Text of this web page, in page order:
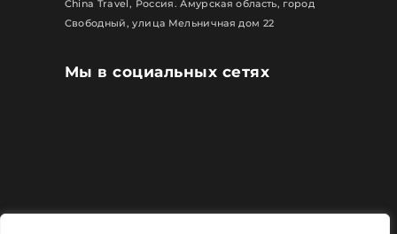
Мы в социальных сетях
China Travel, Россия. Амурская область, город
Свободный, улица Мельничная дом 22